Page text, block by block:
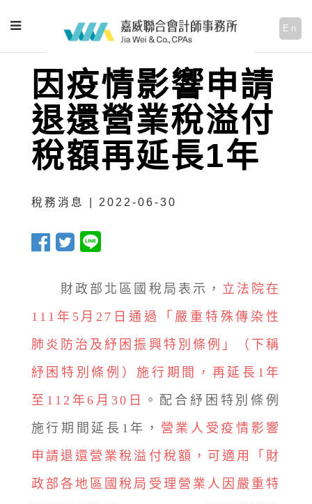
En
因疫情影響申請
退還營業稅溢付
稅額再延長1年
稅務消息 | 2022-06-30
財政部北區國稅局表示， 立法院在
111年5月27日通過「嚴重特殊傳染性
肺炎防治及紓困振興特別條例」（下稱
紓困特別條例）施行期間，再延長1年
至112年6月30日
。配合紓困特別條例
施行期間延長1年， 營業人受疫情影響
申請退還營業稅溢付稅額，可適用「財
政部各地區國稅局受理營業人因嚴重特